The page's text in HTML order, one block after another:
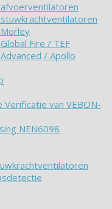
Fire / TEF
/ Apollo
Verificatie van VEBON-
NEN6098